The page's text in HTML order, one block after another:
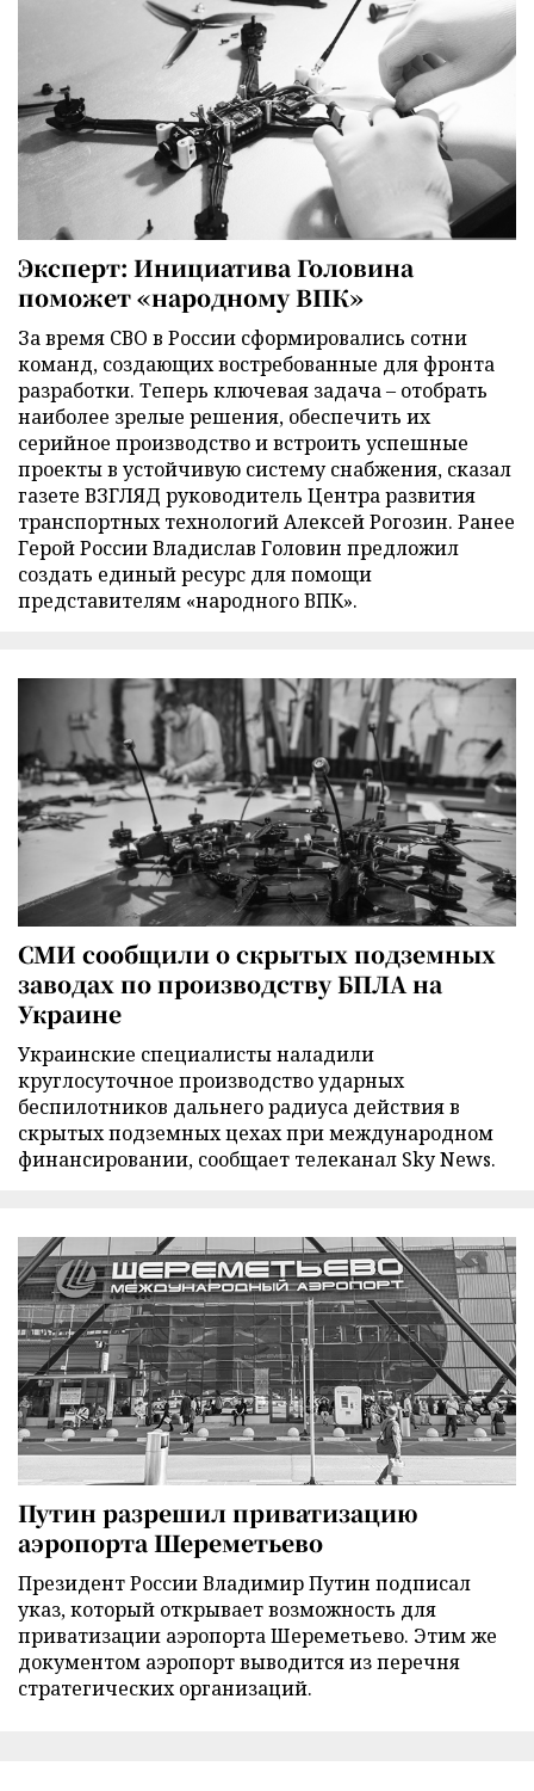
Эксперт: Инициатива Головина
поможет «народному ВПК»
За время СВО в России сформировались сотни
команд, создающих востребованные для фронта
разработки. Теперь ключевая задача – отобрать
наиболее зрелые решения, обеспечить их
серийное производство и встроить успешные
проекты в устойчивую систему снабжения, сказал
газете ВЗГЛЯД руководитель Центра развития
транспортных технологий Алексей Рогозин. Ранее
Герой России Владислав Головин предложил
создать единый ресурс для помощи
представителям «народного ВПК».
СМИ сообщили о скрытых подземных
заводах по производству БПЛА на
Украине
Украинские специалисты наладили
круглосуточное производство ударных
беспилотников дальнего радиуса действия в
скрытых подземных цехах при международном
финансировании, сообщает телеканал Sky News.
Путин разрешил приватизацию
аэропорта Шереметьево
Президент России Владимир Путин подписал
указ, который открывает возможность для
приватизации аэропорта Шереметьево. Этим же
документом аэропорт выводится из перечня
стратегических организаций.